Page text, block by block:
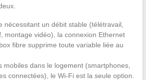
nécessitant un débit stable (télétravail,
montage vidéo), la connexion Ethernet
fibre supprime toute variable liée au
mobiles dans le logement (smartphones,
connectées), le Wi-Fi est la seule option.